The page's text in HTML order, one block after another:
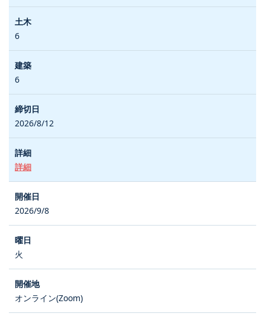
6
6
2026/8/12
詳細
2026/9/8
火
オンライン(Zoom)